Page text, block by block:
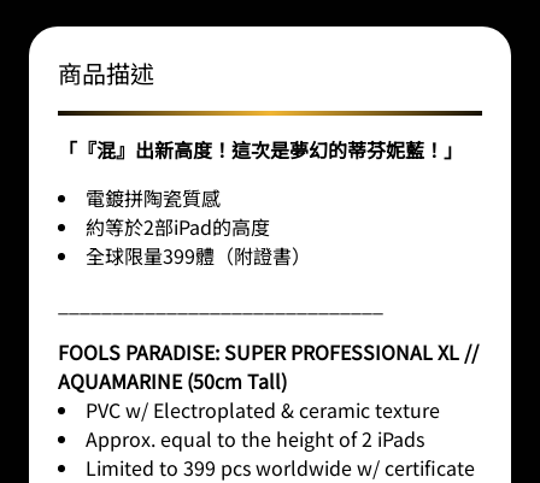
商品描述
「『混』出新高度！這次是夢幻的蒂芬妮藍！」
電鍍拼陶瓷質感
約等於2部iPad的高度
全球限量399體（附證書）
FOOLS PARADISE: SUPER PROFESSIONAL XL //
AQUAMARINE (50cm Tall)
PVC w/ Electroplated & ceramic texture
Approx. equal to the height of 2 iPads
Limited to 399 pcs worldwide w/ certificate